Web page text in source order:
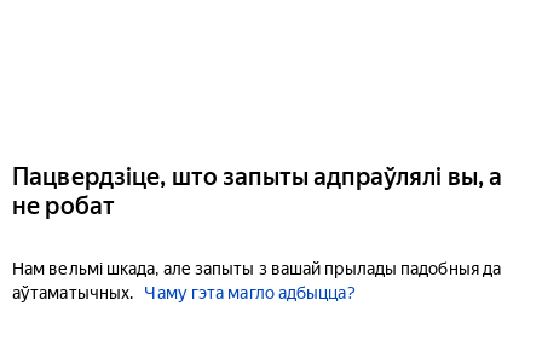
Пацвердзіце, што запыты адпраўлялі вы, а
не робат
Нам вельмі шкада, але запыты з вашай прылады падобныя да
аўтаматычных.
Чаму гэта магло адбыцца?